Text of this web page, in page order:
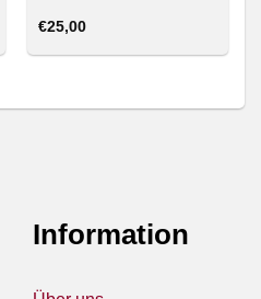
€25,00
Information